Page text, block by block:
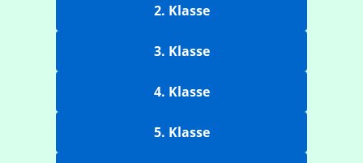
2. Klasse
3. Klasse
4. Klasse
5. Klasse